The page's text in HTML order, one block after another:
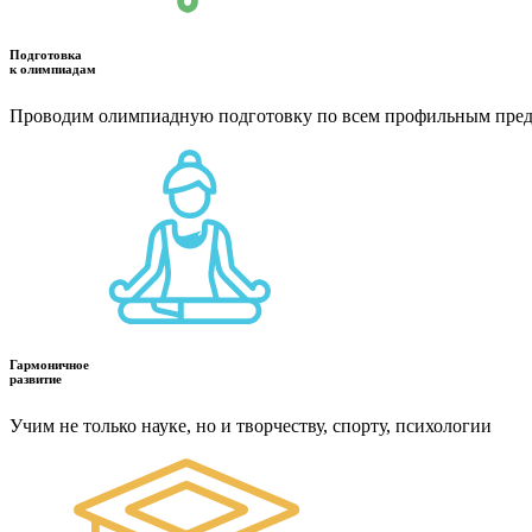
Подготовка
к олимпиадам
Проводим олимпиадную подготовку по всем профильным
Гармоничное
развитие
Учим не только науке, но и творчеству, спорту, психологии